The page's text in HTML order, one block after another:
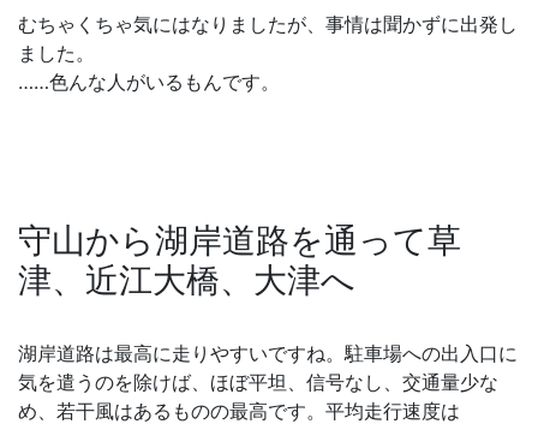
むちゃくちゃ気にはなりましたが、事情は聞かずに出発し
ました。
……色んな人がいるもんです。
守山から湖岸道路を通って草
津、近江大橋、大津へ
湖岸道路は最高に走りやすいですね。駐車場への出入口に
気を遣うのを除けば、ほぼ平坦、信号なし、交通量少な
め、若干風はあるものの最高です。平均走行速度は